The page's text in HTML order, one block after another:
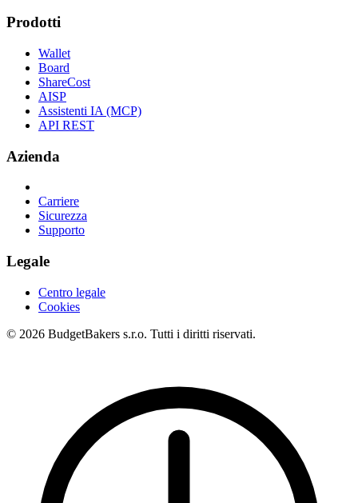
Prodotti
Wallet
Board
ShareCost
AISP
Assistenti IA (MCP)
API REST
Azienda
Carriere
Sicurezza
Supporto
Legale
Centro legale
Cookies
© 2026 BudgetBakers s.r.o. Tutti i diritti riservati.